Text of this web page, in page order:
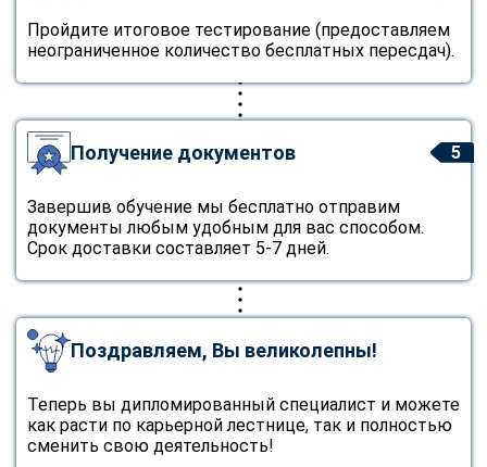
Пройдите итоговое тестирование (предоставляем
неограниченное количество бесплатных пересдач).
5
Получение документов
Завершив обучение мы бесплатно отправим
документы любым удобным для вас способом.
Срок доставки составляет 5-7 дней.
Поздравляем, Вы великолепны!
Теперь вы дипломированный специалист и можете
как расти по карьерной лестнице, так и полностью
сменить свою деятельность!